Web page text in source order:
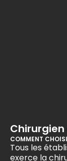
COMMENT
Tous les
exerce la